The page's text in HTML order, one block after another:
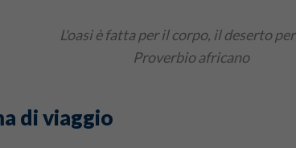
L'oasi è fatta per il corpo, il deserto
Proverbio africano
di viaggio